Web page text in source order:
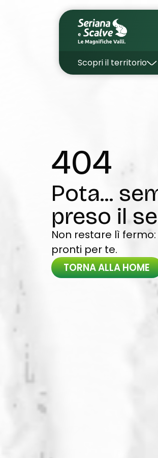
Scopri il territorio
404
Pota...
preso il
Non restare lì
pronti per te.
TORNA ALLA HOME